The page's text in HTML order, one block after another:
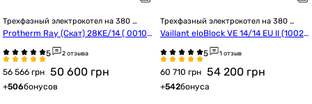
Трехфазный электрокотел на 380
Вольт
Protherm Ray (Скат) 28KE/14 ( 0010
2 отзыва
56 566 грн 50 600 грн
+506бонусов
Трехфазный электрокотел на 380
Вольт
Vaillant eloBlock VE 14/14 EU II (10023
1 отзыв
60 710 грн 54 200 грн
+542бонуса